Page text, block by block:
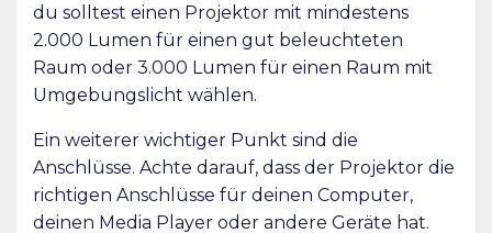
du solltest einen Projektor mit mindestens
2.000 Lumen für einen gut beleuchteten
Raum oder 3.000 Lumen für einen Raum mit
Umgebungslicht wählen.
Ein weiterer wichtiger Punkt sind die
Anschlüsse. Achte darauf, dass der Projektor die
richtigen Anschlüsse für deinen Computer,
deinen Media Player oder andere Geräte hat.